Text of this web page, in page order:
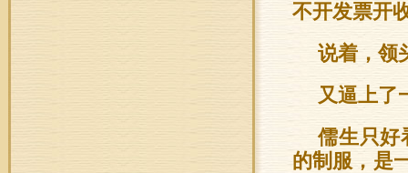
不开发票开
说着，领
又逼上了
儒生只好
的制服，是